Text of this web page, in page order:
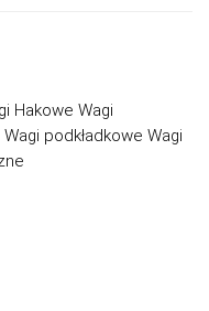
Hakowe Wagi
podkładkowe Wagi